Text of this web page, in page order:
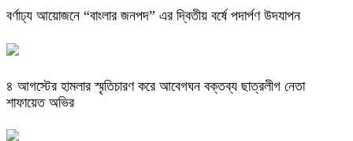
বর্ণাঢ্য আয়োজনে “বাংলার জনপদ” এর দ্বিতীয় বর্ষে পদার্পণ উদযাপন
৪ আগস্টের হামলার স্মৃতিচারণ করে আবেগঘন বক্তব্য ছাত্রলীগ নেতা
শাফায়েত অভির